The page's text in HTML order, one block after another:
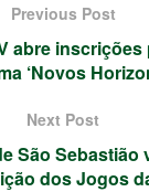
Previous Post
abre inscrições
‘Novos
Next Post
São Sebastião
dos Jogos